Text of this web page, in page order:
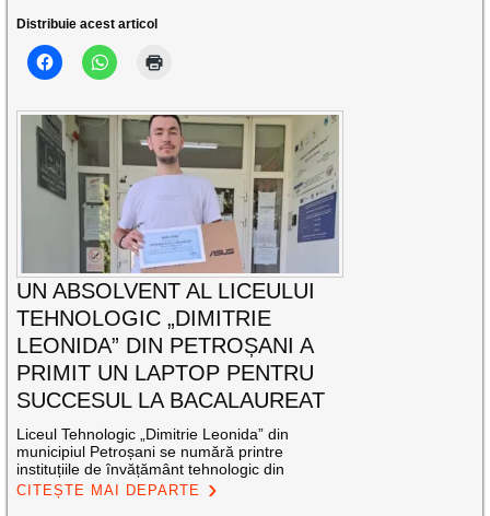
Distribuie acest articol
UN ABSOLVENT AL LICEULUI
TEHNOLOGIC „DIMITRIE
LEONIDA” DIN PETROȘANI A
PRIMIT UN LAPTOP PENTRU
SUCCESUL LA BACALAUREAT
Liceul Tehnologic „Dimitrie Leonida” din
municipiul Petroșani se numără printre
instituțiile de învățământ tehnologic din
CITEȘTE MAI DEPARTE